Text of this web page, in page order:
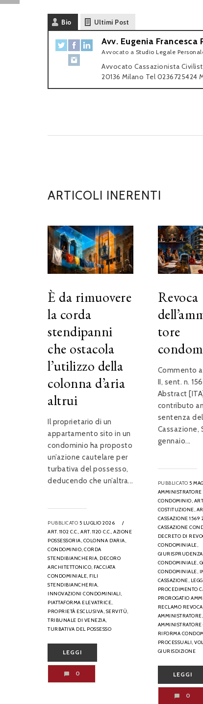
Bio Ultimi Post
Avv. Eugenia Francesca
Avvocato a Studio Legale
Avvocato Cassazionista
20136 Milano Tel 0236725424
ARTICOLI INERENTI
È da rimuovere
la corda
stendipanni
che ostacola
l’utilizzo della
colonna d’aria
altrui
Il proprietario di un
appartamento sito in un
condominio ha proposto
un’azione cautelare per
turbativa del possesso,
deducendo che un’altra...
PUBBLICATO 5 LUGLIO 2026
/
ART. 1102 C.C., ART. 1120 C.C., AZIONE
POSSESSORIA, COLONNA D’ARIA,
CONDOMINIO, CORDA
STENDIBIANCHERIA, DECORO
ARCHITETTONICO, FACCIATA
CONDOMINIALE, FILI
STENDIBIANCHERIA,
INNOVAZIONI CONDOMINIALI,
PIATTAFORMA ELEVATRICE,
PROPRIETÀ ESCLUSIVA, SERVITÙ,
TRIBUNALE DI VENEZIA,
TURBATIVA DEL POSSESSO
LEGGI
0
Revoca
tore
Commento a
II, sent. n.
Abstract
contributo
sentenza
Cassazione,
gennaio...
PUBBLICATO5
AMMINISTRATORE
CONDOMINIO, ART
COSTITUZIONE,
CASSAZIONE 1569
CASSAZIONE
DECRETO DI
CONDOMINIALE,
GIURISPRUDENZA
CONDOMINIALE,
CONDOMINIALE,
CASSAZIONE,
PROCEDIMENTO
PROROGATIO
RECLAMO REVOCA
AMMINISTRATORE,
RIFORMA
PROCESSUALI,
GIURISDIZIONE
LEGGI
0